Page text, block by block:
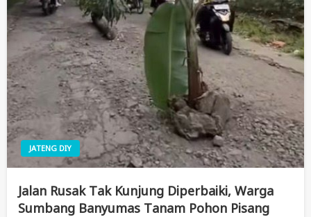
JATENG DIY
Jalan Rusak Tak Kunjung Diperbaiki, Warga
Sumbang Banyumas Tanam Pohon Pisang